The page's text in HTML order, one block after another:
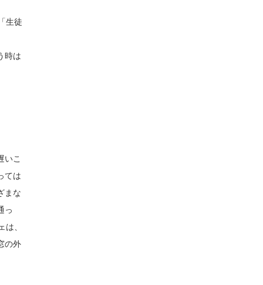
生徒
時は
いこ
ては
まな
っ
、
の外